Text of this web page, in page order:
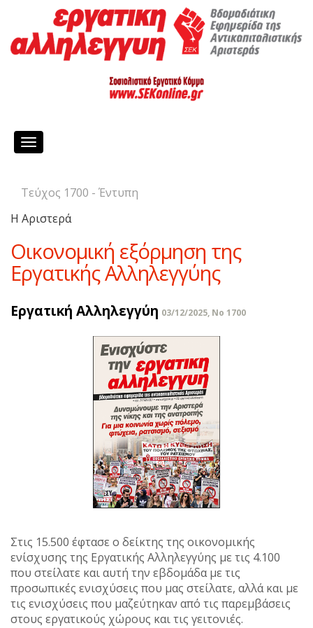
Toggle
Τεύχος 1700 - Έντυπη
Η Αριστερά
Οικονομική εξόρμηση της
Εργατικής Αλληλεγγύης
Εργατική Αλληλεγγύη 03/12/2025, No 1700
Στις 15.500 έφτασε ο δείκτης της οικονομικής
ενίσχυσης της Εργατικής Αλληλεγγύης με τις 4.100
που στείλατε και αυτή την εβδομάδα με τις
προσωπικές ενισχύσεις που μας στείλατε, αλλά και με
τις ενισχύσεις που μαζεύτηκαν από τις παρεμβάσεις
στους εργατικούς χώρους και τις γειτονιές.